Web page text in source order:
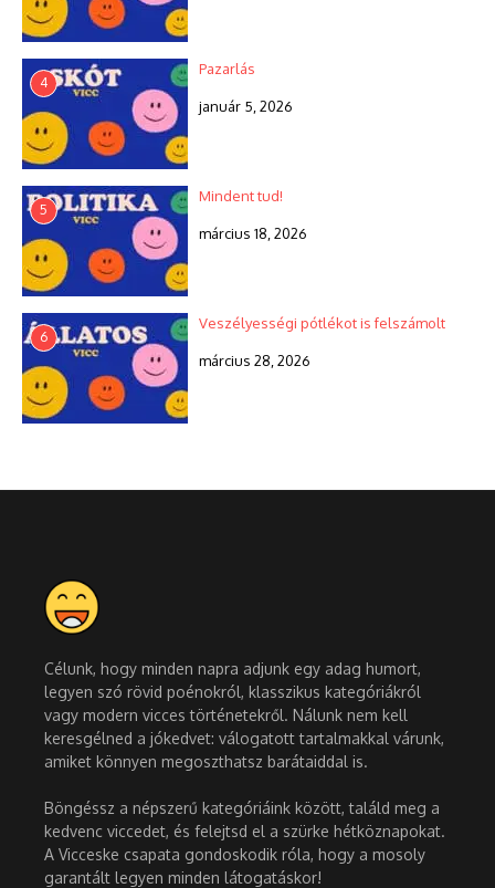
4
Pazarlás
január 5, 2026
5
Mindent tud!
március 18, 2026
6
Veszélyességi pótlékot is felszámolt
március 28, 2026
Célunk, hogy minden napra adjunk egy adag humort,
legyen szó rövid poénokról, klasszikus kategóriákról
vagy modern vicces történetekről. Nálunk nem kell
keresgélned a jókedvet: válogatott tartalmakkal várunk,
amiket könnyen megoszthatsz barátaiddal is.
Böngéssz a népszerű kategóriáink között, találd meg a
kedvenc viccedet, és felejtsd el a szürke hétköznapokat.
A Vicceske csapata gondoskodik róla, hogy a mosoly
garantált legyen minden látogatáskor!